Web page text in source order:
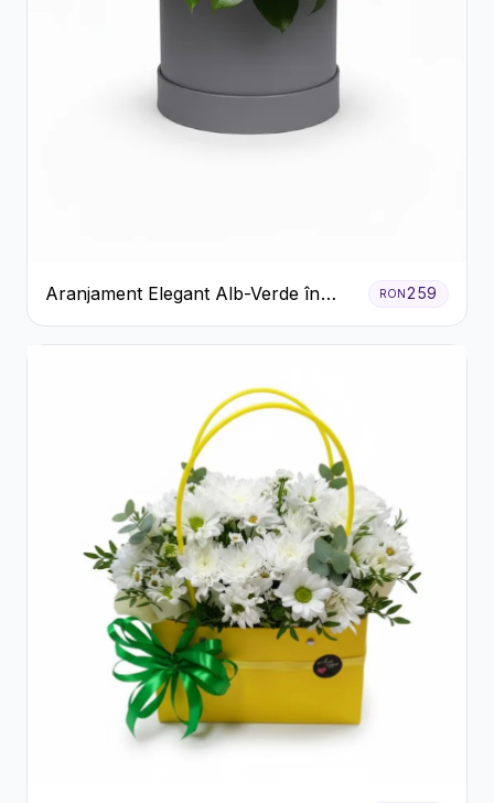
Aranjament Elegant Alb-Verde în
Cutie Gri
RON259